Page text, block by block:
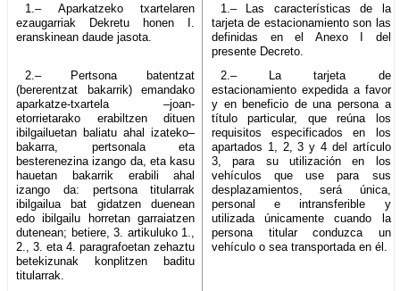
1.– Aparkatzeko txartelaren
ezaugarriak Dekretu honen I.
eranskinean daude jasota.
1.– Las características de la
tarjeta de estacionamiento son las
definidas en el Anexo I del
presente Decreto.
2.– Pertsona batentzat
(bererentzat bakarrik) emandako
aparkatze-txartela –joan-
etorrietarako erabiltzen dituen
ibilgailuetan baliatu ahal izateko–
bakarra, pertsonala eta
besterenezina izango da, eta kasu
hauetan bakarrik erabili ahal
izango da: pertsona titularrak
ibilgailua bat gidatzen duenean
edo ibilgailu horretan garraiatzen
dutenean; betiere, 3. artikuluko 1.,
2., 3. eta 4. paragrafoetan zehaztu
betekizunak konplitzen baditu
titularrak.
2.– La tarjeta de
estacionamiento expedida a favor
y en beneficio de una persona a
título particular, que reúna los
requisitos especificados en los
apartados 1, 2, 3 y 4 del artículo
3, para su utilización en los
vehículos que use para sus
desplazamientos, será única,
personal e intransferible y
utilizada únicamente cuando la
persona titular conduzca un
vehículo o sea transportada en él.